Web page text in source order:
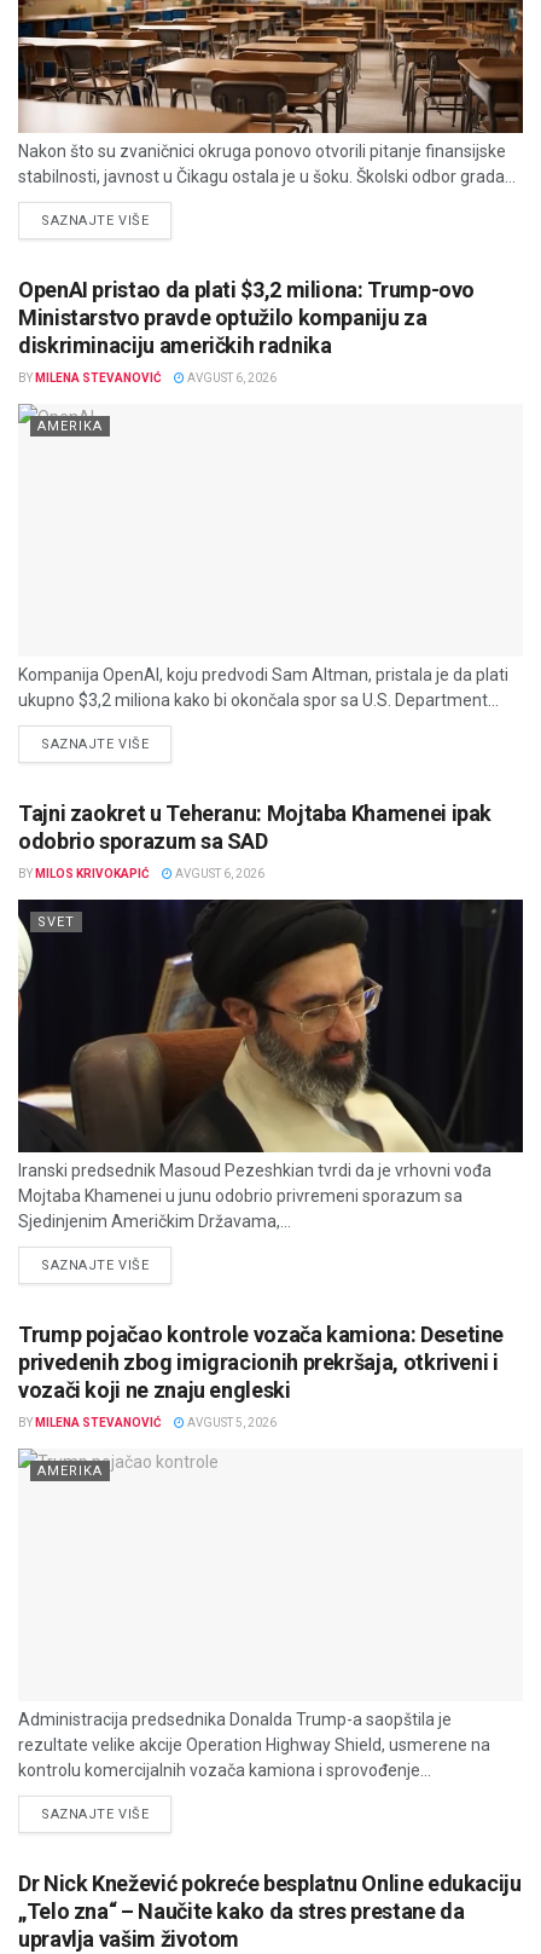
Nakon što su zvaničnici okruga ponovo otvorili pitanje finansijske
stabilnosti, javnost u Čikagu ostala je u šoku. Školski odbor grada...
SAZNAJTE VIŠEDETAILS
OpenAI pristao da plati $3,2 miliona: Trump-ovo
Ministarstvo pravde optužilo kompaniju za
diskriminaciju američkih radnika
BY MILENA STEVANOVIĆ AVGUST 6, 2026
AMERIKA
Kompanija OpenAI, koju predvodi Sam Altman, pristala je da plati
ukupno $3,2 miliona kako bi okončala spor sa U.S. Department...
SAZNAJTE VIŠEDETAILS
Tajni zaokret u Teheranu: Mojtaba Khamenei ipak
odobrio sporazum sa SAD
BY MILOS KRIVOKAPIĆ AVGUST 6, 2026
SVET
Iranski predsednik Masoud Pezeshkian tvrdi da je vrhovni vođa
Mojtaba Khamenei u junu odobrio privremeni sporazum sa
Sjedinjenim Američkim Državama,...
SAZNAJTE VIŠEDETAILS
Trump pojačao kontrole vozača kamiona: Desetine
privedenih zbog imigracionih prekršaja, otkriveni i
vozači koji ne znaju engleski
BY MILENA STEVANOVIĆ AVGUST 5, 2026
AMERIKA
Administracija predsednika Donalda Trump-a saopštila je
rezultate velike akcije Operation Highway Shield, usmerene na
kontrolu komercijalnih vozača kamiona i sprovođenje...
SAZNAJTE VIŠEDETAILS
Dr Nick Knežević pokreće besplatnu Online edukaciju
„Telo zna“ – Naučite kako da stres prestane da
upravlja vašim životom